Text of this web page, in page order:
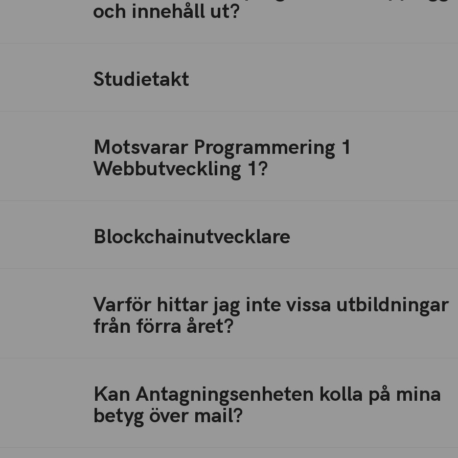
och innehåll ut?
Studietakt
Motsvarar Programmering 1
Webbutveckling 1?
Blockchainutvecklare
Varför hittar jag inte vissa utbildningar
från förra året?
Kan Antagningsenheten kolla på mina
betyg över mail?